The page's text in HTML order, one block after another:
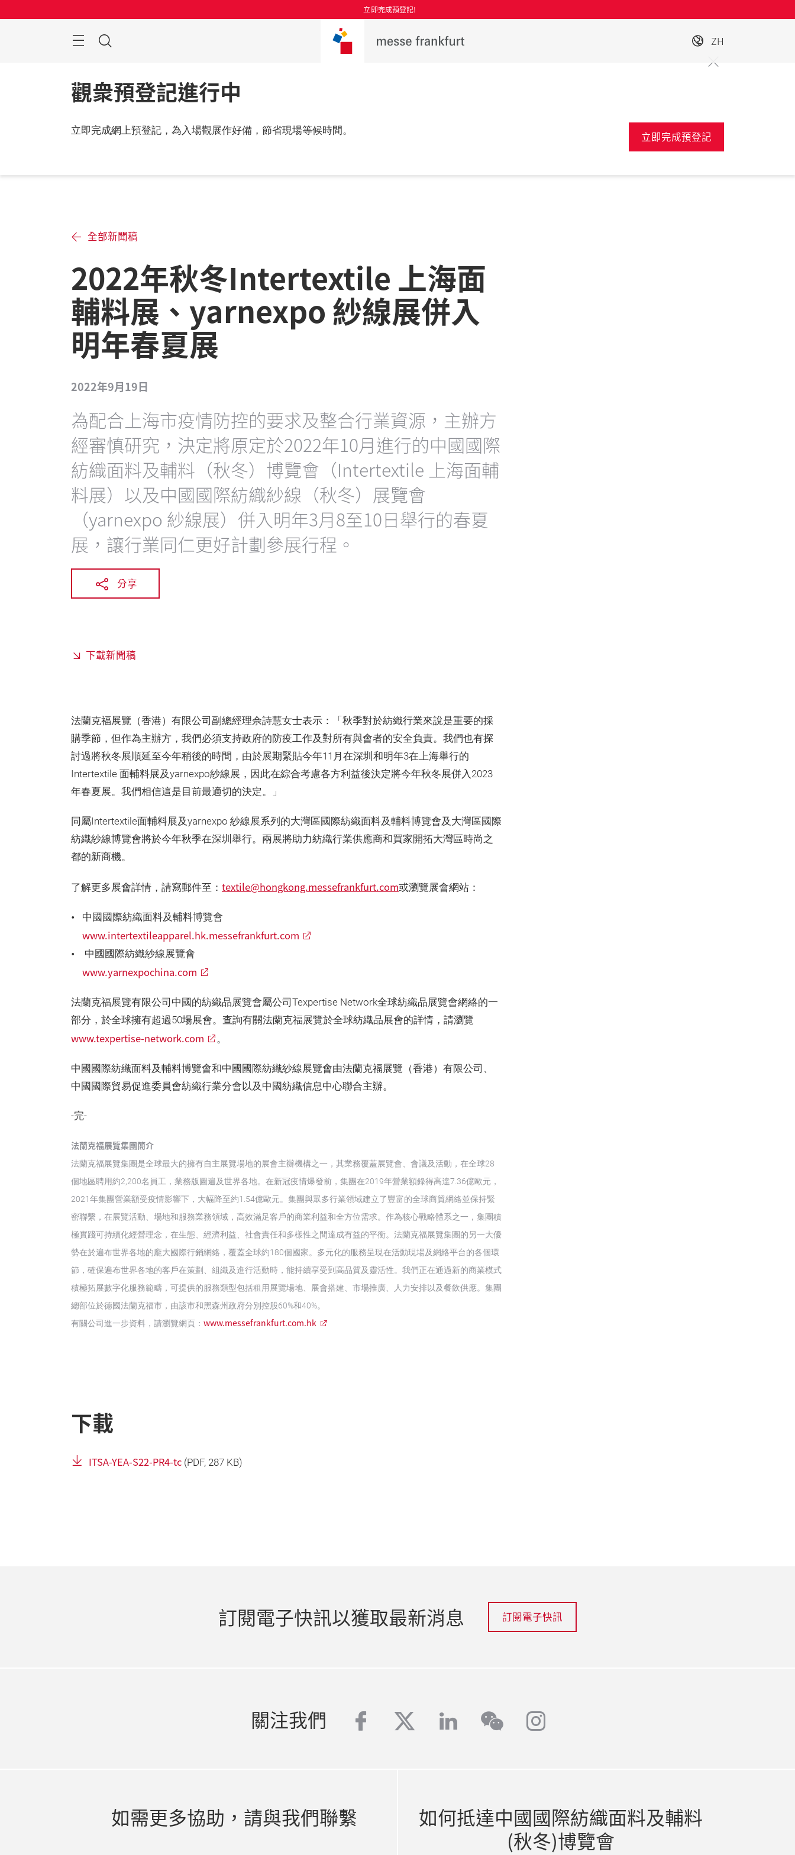
過
立即完成預登記!
搜
ZH
觀衆預登記進行中
立即完成網上預登記，為入場觀展作好備，節省現場等候時間。 立即完成預登記
全部新聞稿
2022年秋冬Intertextile 上海面
輔料展、yarnexpo 紗線展併入
明年春夏展
2022年9月19日
為配合上海市疫情防控的要求及整合行業資源，主辦方
經審慎研究，決定將原定於2022年10月進行的中國國際
紡織面料及輔料（秋冬）博覽會（Intertextile 上海面輔
料展）以及中國國際紡織紗線（秋冬）展覽會
（yarnexpo 紗線展）併入明年3月8至10日舉行的春夏
展，讓行業同仁更好計劃參展行程。
分享
下載新聞稿
法蘭克福展覽（香港）有限公司副總經理佘詩慧女士表示：「秋季對於紡織行業來說是重要的採
購季節，但作為主辦方，我們必須支持政府的防疫工作及對所有與會者的安全負責。我們也有探
討過將秋冬展順延至今年稍後的時間，由於展期緊貼今年11月在深圳和明年3在上海舉行的
Intertextile 面輔料展及yarnexpo紗線展，因此在綜合考慮各方利益後決定將今年秋冬展併入2023
年春夏展。我們相信這是目前最適切的決定。」
同屬Intertextile面輔料展及yarnexpo 紗線展系列的大灣區國際紡織面料及輔料博覽會及大灣區國際
紡織紗線博覽會將於今年秋季在深圳舉行。兩展將助力紡織行業供應商和買家開拓大灣區時尚之
都的新商機。
了解更多展會詳情，請寫郵件至： textile@hongkong.messefrankfurt.com或瀏覽展會網站：
中國國際紡織面料及輔料博覽會
www.intertextileapparel.hk.messefrankfurt.com
中國國際紡織紗線展覽會
www.yarnexpochina.com
法蘭克福展覽有限公司中國的紡織品展覽會屬公司Texpertise Network全球紡織品展覽會網絡的一
部分，於全球擁有超過50場展會。查詢有關法蘭克福展覽於全球紡織品展會的詳情，請瀏覽
www.texpertise-network.com 。
中國國際紡織面料及輔料博覽會和中國國際紡織紗線展覽會由法蘭克福展覽（香港）有限公司、
中國國際貿易促進委員會紡織行業分會以及中國紡織信息中心聯合主辦。
-完-
法蘭克福展覽集團簡介
法蘭克福展覽集團是全球最大的擁有自主展覽場地的展會主辦機構之一，其業務覆蓋展覽會、會議及活動，在全球28
個地區聘用約2,200名員工，業務版圖遍及世界各地。在新冠疫情爆發前，集團在2019年營業額錄得高達7.36億歐元，
2021年集團營業額受疫情影響下，大幅降至約1.54億歐元。集團與眾多行業領域建立了豐富的全球商貿網絡並保持緊
密聯繫，在展覽活動、場地和服務業務領域，高效滿足客戶的商業利益和全方位需求。作為核心戰略體系之一，集團積
極實踐可持續化經營理念，在生態、經濟利益、社會責任和多樣性之間達成有益的平衡。法蘭克福展覽集團的另一大優
勢在於遍布世界各地的龐大國際行銷網絡，覆蓋全球約180個國家。多元化的服務呈現在活動現場及網絡平台的各個環
節，確保遍布世界各地的客戶在策劃、組織及進行活動時，能持續享受到高品質及靈活性。我們正在通過新的商業模式
積極拓展數字化服務範疇，可提供的服務類型包括租用展覽場地、展會搭建、市場推廣、人力安排以及餐飲供應。集團
總部位於德國法蘭克福市，由該市和黑森州政府分別控股60%和40%。
有關公司進一步資料，請瀏覽網頁： www.messefrankfurt.com.hk
下載
ITSA-YEA-S22-PR4-tc (PDF, 287 KB)
訂閱電子快訊以獲取最新消息 訂閱電子快訊
關注我們 facebook
twitterlinkedinwechatinstagram
如需更多協助，請與我們聯繫
如何抵達中國國際紡織面料及輔料
(秋冬)博覽會